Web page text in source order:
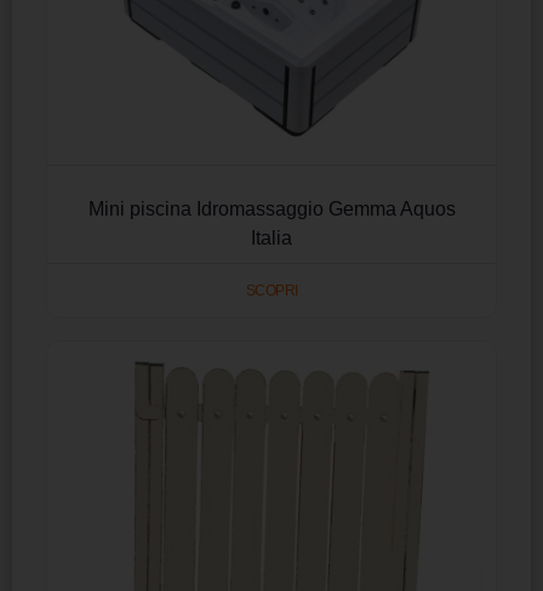
Mini piscina Idromassaggio Gemma Aquos
Italia
SCOPRI